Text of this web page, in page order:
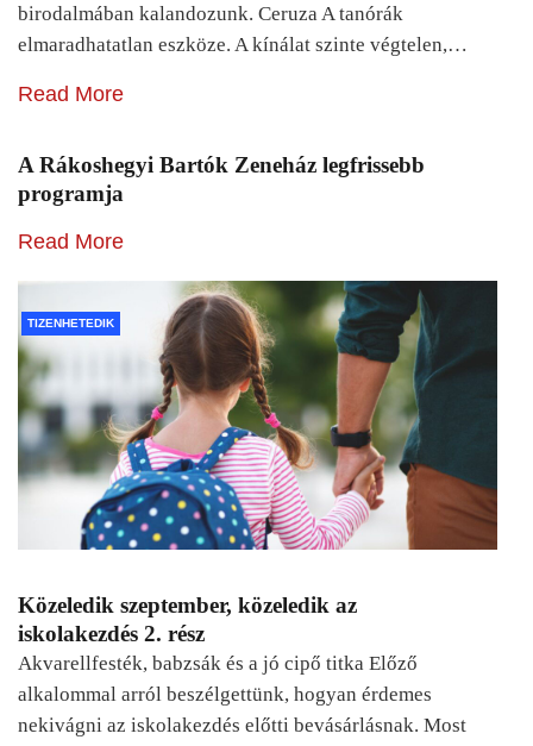
birodalmában kalandozunk. Ceruza A tanórák
elmaradhatatlan eszköze. A kínálat szinte végtelen,…
Read More
A Rákoshegyi Bartók Zeneház legfrissebb
programja
Read More
TIZENHETEDIK
Közeledik szeptember, közeledik az
iskolakezdés 2. rész
Akvarellfesték, babzsák és a jó cipő titka Előző
alkalommal arról beszélgettünk, hogyan érdemes
nekivágni az iskolakezdés előtti bevásárlásnak. Most